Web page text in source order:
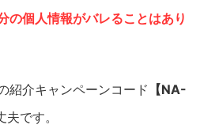
の個人情報がバレることはあり
紹介キャンペーンコード 【NA-
です。